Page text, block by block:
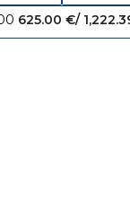
625.00€/